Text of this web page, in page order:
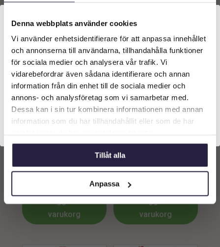
Denna webbplats använder cookies
Vi använder enhetsidentifierare för att anpassa innehållet
och annonserna till användarna, tillhandahålla funktioner
för sociala medier och analysera vår trafik. Vi
vidarebefordrar även sådana identifierare och annan
information från din enhet till de sociala medier och
annons- och analysföretag som vi samarbetar med.
Dessa kan i sin tur kombinera informationen med annan
information som du har tillhandahållit eller som de har
Tillåt alla
Anpassa
varukorg
snittblomma Orange Rosa
50 cm
49kr
varukorg
snittblomma orange/rosa
50 cm
49kr
varukorg
Välkommen till Webflower
Vilken typ av kund är du? Du kan alltid justera ditt val
längst upp på sidan.
Företagskund (exkl. moms)
Privatkund (inkl. moms)